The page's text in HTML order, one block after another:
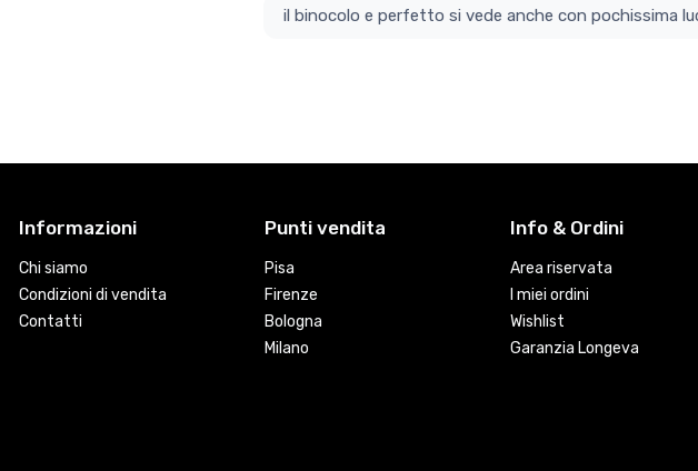
il binocolo e perfetto si vede anche
Informazioni
Chi siamo
Condizioni di vendita
Contatti
Punti vendita
Pisa
Firenze
Bologna
Milano
Info & Ordini
Area riservata
I miei ordini
Wishlist
Garanzia Longeva